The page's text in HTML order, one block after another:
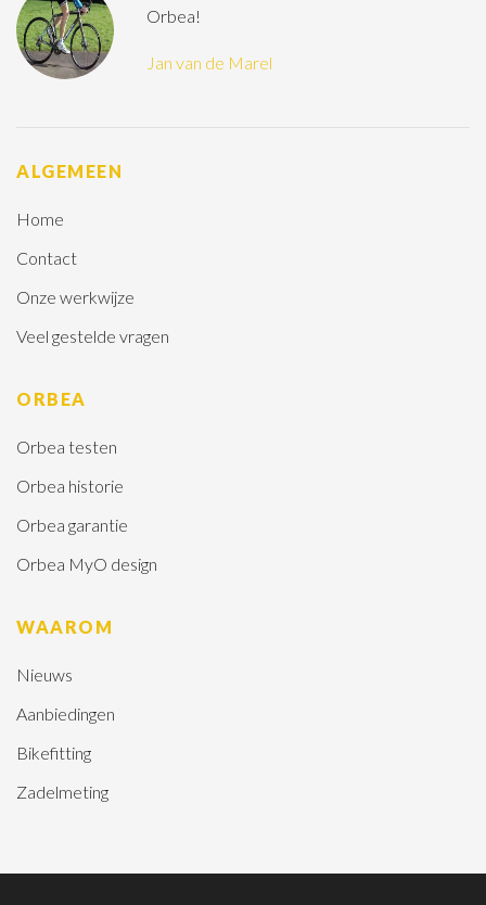
Orbea!
Jan van de Marel
ALGEMEEN
Home
Contact
Onze werkwijze
Veel gestelde vragen
ORBEA
Orbea testen
Orbea historie
Orbea garantie
Orbea MyO design
WAAROM
Nieuws
Aanbiedingen
Bikefitting
Zadelmeting